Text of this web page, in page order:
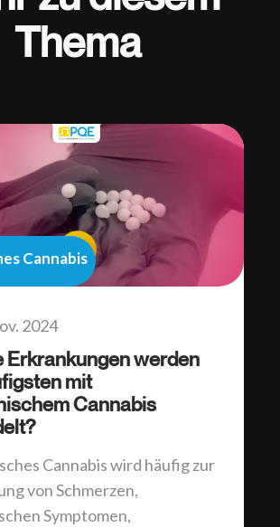
Thema
Cannabis
2024
Erkrankungen werden
mit
Cannabis
Cannabis wird häufig zur
von Schmerzen,
Symptomen,